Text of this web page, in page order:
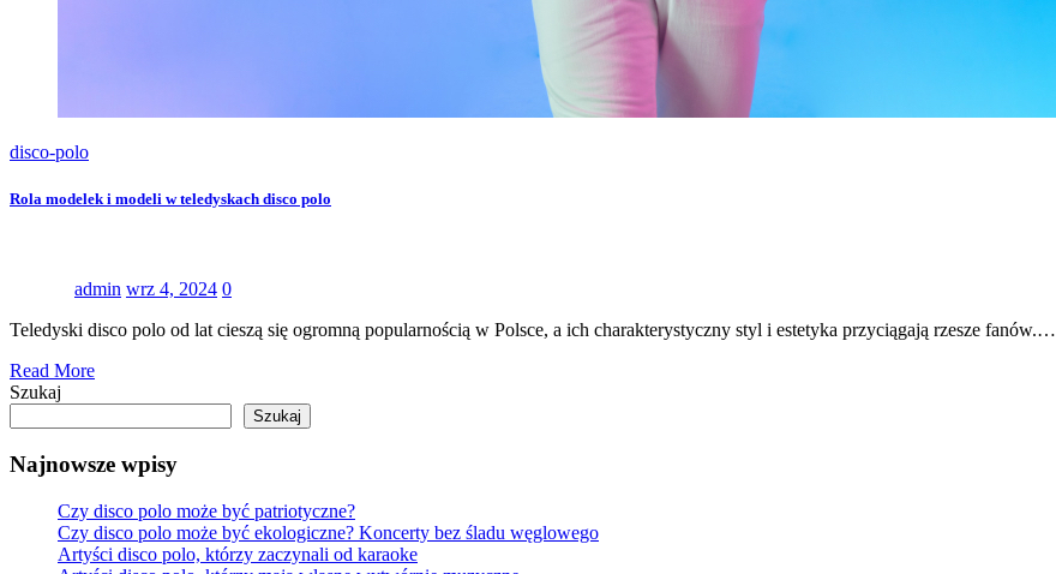
disco-polo
Rola modelek i modeli w teledyskach disco polo
admin wrz 4, 2024 0
Teledyski disco polo od lat cieszą się ogromną popularnością w Polsce, a ich charakterystyczny styl i estetyka przyciągają rzesze fanów.…
Read More
Szukaj
Szukaj
Najnowsze wpisy
Czy disco polo może być patriotyczne?
Czy disco polo może być ekologiczne? Koncerty bez śladu węglowego
Artyści disco polo, którzy zaczynali od karaoke